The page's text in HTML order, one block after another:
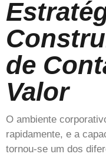
de
Valor
O ambiente
rapidamente, e a
tornou-se um dos